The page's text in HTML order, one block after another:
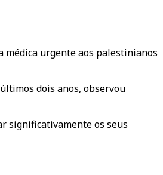
médica urgente aos palestinianos
dois anos, observou
significativamente os seus